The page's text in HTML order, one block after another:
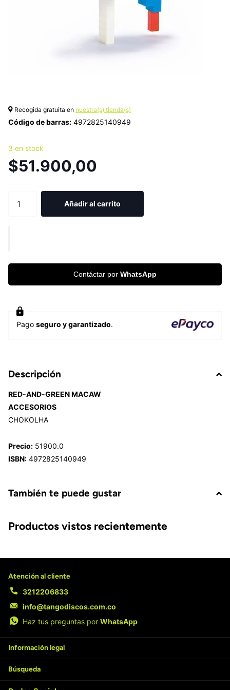
Recogida gratuita en nuestra(s) tienda(s)
Código de barras: 4972825140949
3 en stock
$51.900,00
Añadir al carrito
Contáctar por WhatsApp
Pago seguro y garantizado.
Descripción
RED-AND-GREEN MACAW
ACCESORIOS
CHOKOLHA
Precio: 51900.0
ISBN: 4972825140949
También te puede gustar
Productos vistos recientemente
Atención al cliente
3212206833
info@tangodiscos.com.co
Haz tus preguntas por WhatsApp
Información legal
Búsqueda